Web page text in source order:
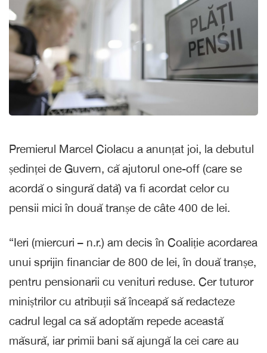
Premierul Marcel Ciolacu a anunțat joi, la debutul
ședinței de Guvern, că ajutorul one-off (care se
acordă o singură dată) va fi acordat celor cu
pensii mici în două tranșe de câte 400 de lei.
“Ieri (miercuri – n.r.) am decis în Coaliție acordarea
unui sprijin financiar de 800 de lei, în două tranșe,
pentru pensionarii cu venituri reduse. Cer tuturor
miniștrilor cu atribuții să înceapă să redacteze
cadrul legal ca să adoptăm repede această
măsură, iar primii bani să ajungă la cei care au